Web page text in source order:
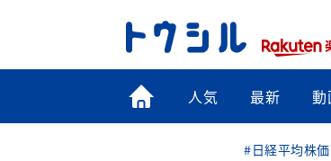
トップ
人気 最新 動
#日経平均株価